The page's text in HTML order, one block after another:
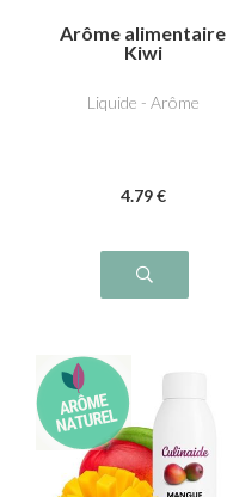
Arôme alimentaire
Kiwi
Liquide - Arôme
4.79 €